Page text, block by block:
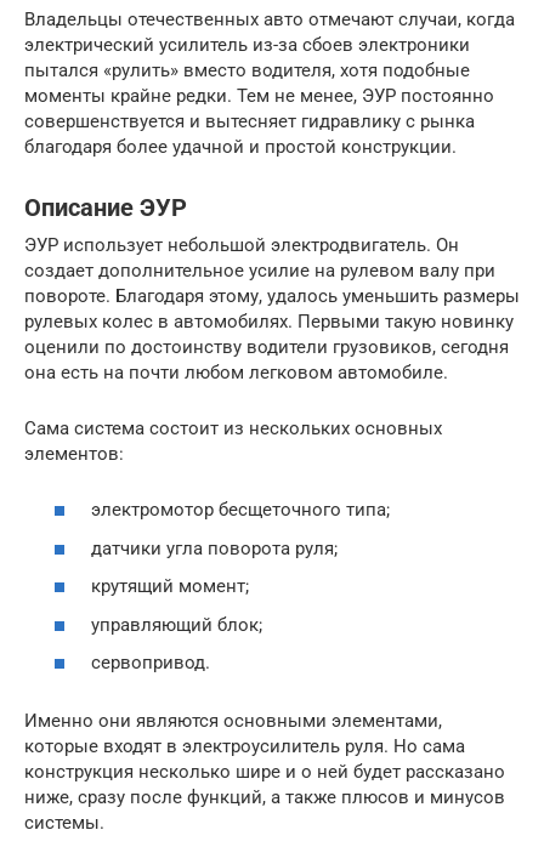
Владельцы отечественных авто отмечают случаи, когда
электрический усилитель из-за сбоев электроники
пытался «рулить» вместо водителя, хотя подобные
моменты крайне редки. Тем не менее, ЭУР постоянно
совершенствуется и вытесняет гидравлику с рынка
благодаря более удачной и простой конструкции.
Описание ЭУР
ЭУР использует небольшой электродвигатель. Он
создает дополнительное усилие на рулевом валу при
повороте. Благодаря этому, удалось уменьшить размеры
рулевых колес в автомобилях. Первыми такую новинку
оценили по достоинству водители грузовиков, сегодня
она есть на почти любом легковом автомобиле.
Сама система состоит из нескольких основных
элементов:
электромотор бесщеточного типа;
датчики угла поворота руля;
крутящий момент;
управляющий блок;
сервопривод.
Именно они являются основными элементами,
которые входят в электроусилитель руля. Но сама
конструкция несколько шире и о ней будет рассказано
ниже, сразу после функций, а также плюсов и минусов
системы.